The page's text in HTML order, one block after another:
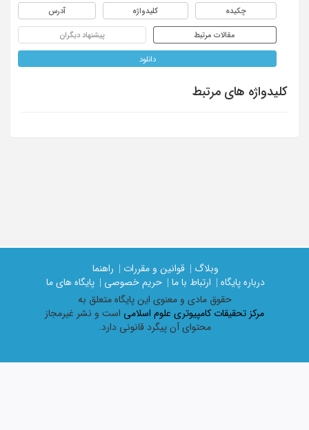
چکیده کلیدواژه آدرس
مقالات مرتبط پیشنهاد دیگران
دانلود
کلیدواژه های مرتبط
وبلاگ | قوانین و مقررات |
راهنما
درباره پایگاه |
ارتباط با ما | حریم خصوصی |
پایگاه های ما
حقوق مادی و معنوی اين پايگاه متعلق به
مرکز تحقیقات کامپیوتری علوم اسلامی است و نشر غیرمجاز
محتوای آن پیگرد قانونی دارد.